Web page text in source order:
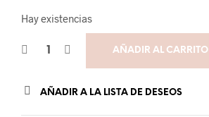
Hay existencias
AÑADIR AL CARRITO
AÑADIR A LA LISTA DE DESEOS